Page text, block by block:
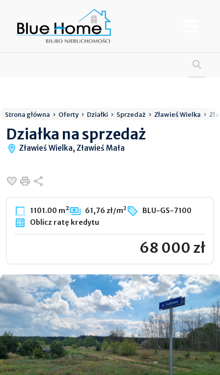
Strona główna Oferty Działki Sprzedaż Zławieś Wielka
Działka na sprzedaż
Zławieś Wielka, Zławieś Mała
Dodaj do ulubionych
Drukuj
1101.00 m² 61,76 zł/m2
BLU-GS-7100
Oblicz ratę kredytu
68 000 zł